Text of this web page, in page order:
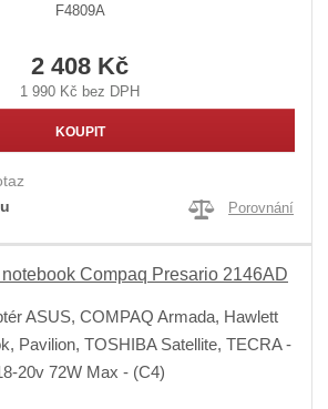
F4809A
2 408 Kč
1 990 Kč bez DPH
KOUPIT
Porovnání
Compaq Presario 2146AD